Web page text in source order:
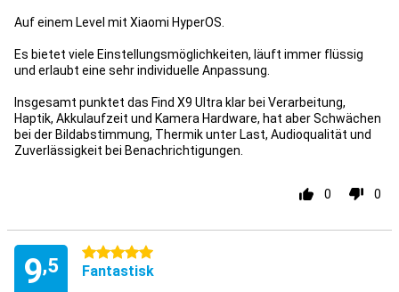
Auf einem Level mit Xiaomi HyperOS.
Es bietet viele Einstellungsmöglichkeiten, läuft immer flüssig
und erlaubt eine sehr individuelle Anpassung.
Insgesamt punktet das Find X9 Ultra klar bei Verarbeitung,
Haptik, Akkulaufzeit und Kamera Hardware, hat aber Schwächen
bei der Bildabstimmung, Thermik unter Last, Audioqualität und
Zuverlässigkeit bei Benachrichtigungen.
0 0
9,5
5 stjärnor
Fantastisk